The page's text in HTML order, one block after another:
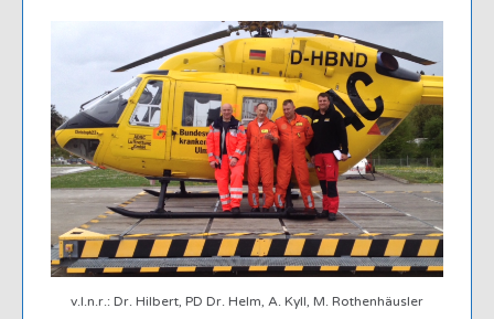
v.l.n.r.: Dr. Hilbert, PD Dr. Helm, A. Kyll, M. Rothenhäusler